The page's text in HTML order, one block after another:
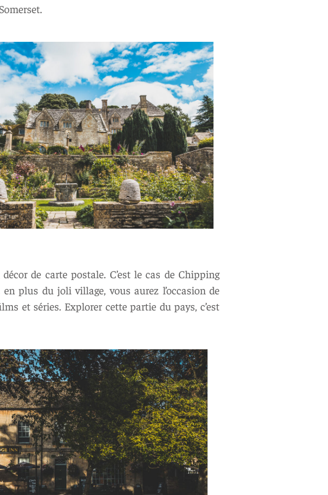
de carte postale. C’est le cas de Chipping
plus du joli village, vous aurez l’occasion de
et séries. Explorer cette partie du pays, c’est